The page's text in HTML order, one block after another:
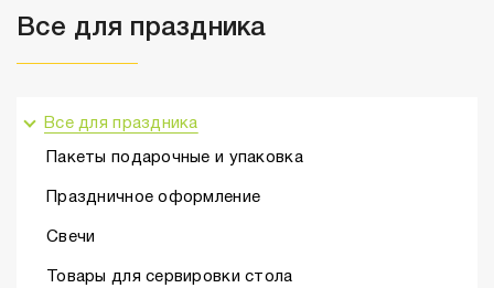
Все для праздника
Все для праздника
Пакеты подарочные и упаковка
Праздничное оформление
Свечи
Товары для сервировки стола